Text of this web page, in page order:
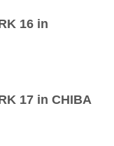
16 in
17 in CHIBA